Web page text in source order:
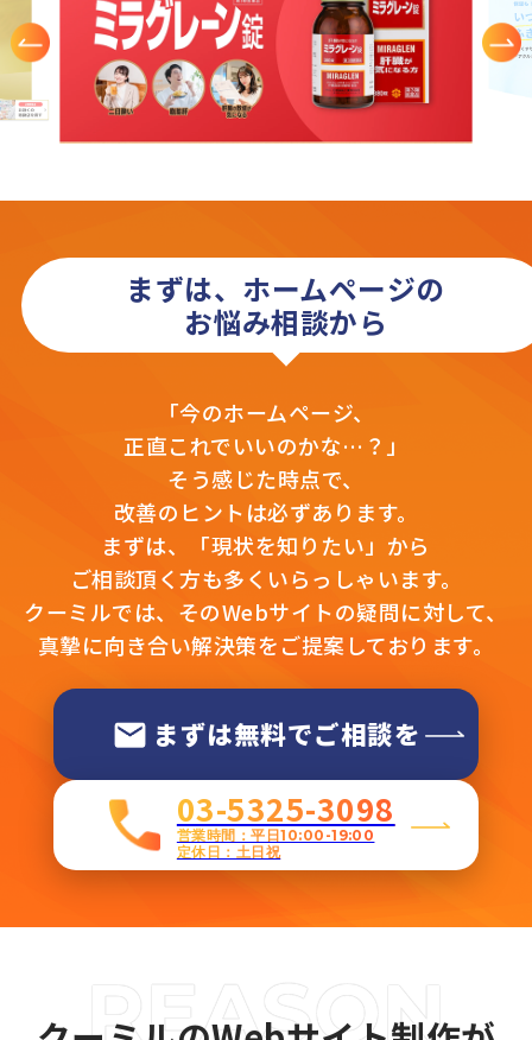
まずは、ホームページの
お悩み相談から
「今のホームページ、
正直これでいいのかな…？」
そう感じた時点で、
改善のヒントは必ずあります。
まずは、「現状を知りたい」から
ご相談頂く方も多くいらっしゃいます。
クーミルでは、そのWebサイトの疑問に対して、
真摯に向き合い解決策をご提案しております。
まずは無料でご相談を
03-5325-3098
営業時間：平日10:00-19:00
定休日：土日祝